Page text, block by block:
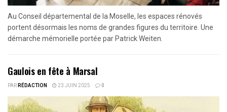
Au Conseil départemental de la Moselle, les espaces rénovés
portent désormais les noms de grandes figures du territoire. Une
démarche mémorielle portée par Patrick Weiten.
Gaulois en fête à Marsal
PARRÉDACTION 23 JUIN 2025 0